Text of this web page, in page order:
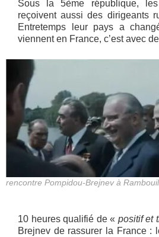
Sous la 5ème république,
reçoivent aussi des dirigeants
Entretemps leur pays a
viennent en France, c’est avec
rencontre Pompidou-Brejnev à
10 heures qualifié de « positif et
Brejnev de rassurer la France :